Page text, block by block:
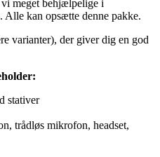
meget behjælpelige i
Alle kan opsætte denne pakke.
varianter), der giver dig en god
stativer
trådløs mikrofon, headset,